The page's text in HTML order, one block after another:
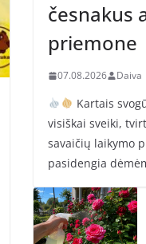
česnakus
priemone
07.08.2026 Daiva
Kartais
visiškai sveiki,
savaičių laikymo
pasidengia